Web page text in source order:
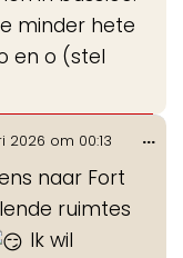
minder hete
en o (stel
2026 om 00:13
naar Fort
ruimtes
Ik wil
...